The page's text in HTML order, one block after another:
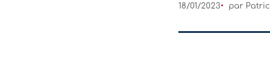
18/01/2023 par